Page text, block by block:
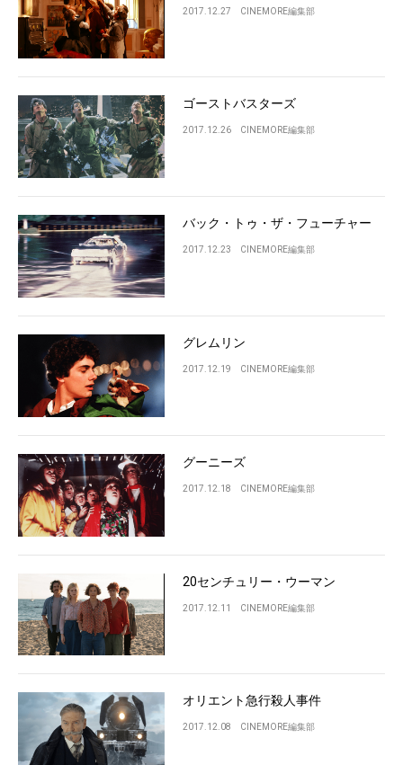
2017.12.27 CINEMORE編集部
ゴーストバスターズ
2017.12.26 CINEMORE編集部
バック・トゥ・ザ・フューチャー
2017.12.23 CINEMORE編集部
グレムリン
2017.12.19 CINEMORE編集部
グーニーズ
2017.12.18 CINEMORE編集部
20センチュリー・ウーマン
2017.12.11 CINEMORE編集部
オリエント急行殺人事件
2017.12.08 CINEMORE編集部